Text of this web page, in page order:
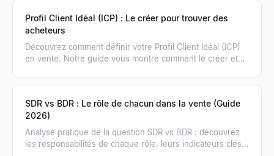
Profil Client Idéal (ICP) : Le créer pour trouver des
acheteurs
Découvrez comment définir votre Profil Client Idéal (ICP)
en vente. Notre guide vous montre comment le créer et
SDR vs BDR : Le rôle de chacun dans la vente (Guide
2026)
Analyse pratique de la question SDR vs BDR : découvrez
les responsabilités de chaque rôle, leurs indicateurs clés